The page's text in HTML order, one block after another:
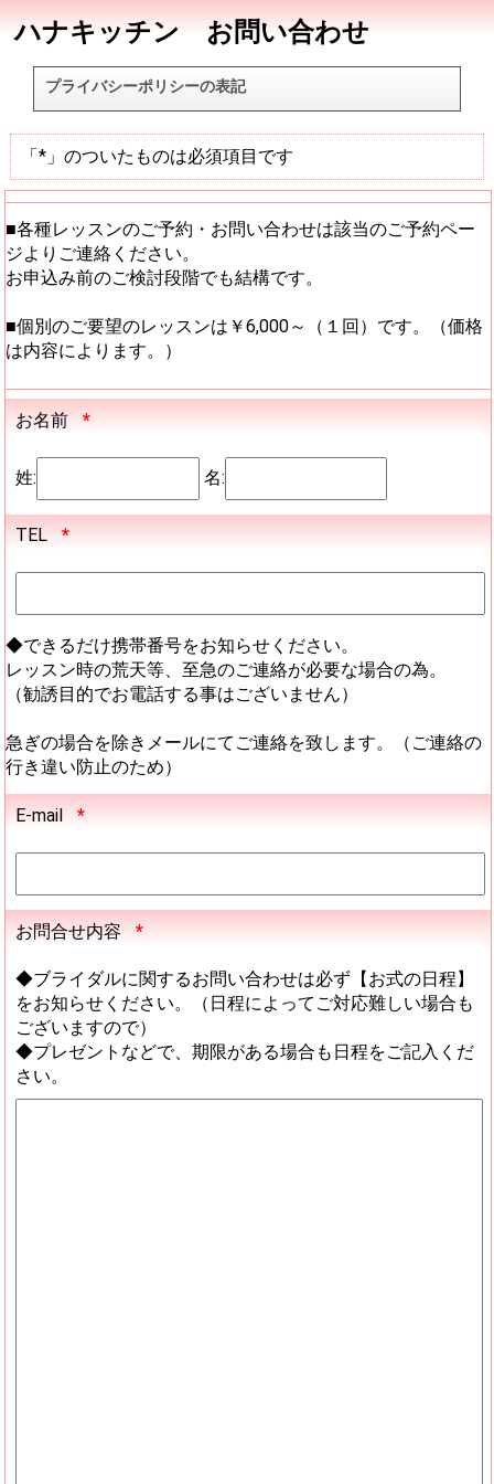
ハナキッチン お問い合わせ
プライバシーポリシーの表記
「*」のついたものは必須項目です
■各種レッスンのご予約・お問い合わせは該当のご予約ペー
ジよりご連絡ください。
お申込み前のご検討段階でも結構です。
■個別のご要望のレッスンは￥6,000～（１回）です。（価格
は内容によります。）
お名前 *
姓: 名:
TEL *
◆できるだけ携帯番号をお知らせください。
レッスン時の荒天等、至急のご連絡が必要な場合の為。
（勧誘目的でお電話する事はございません）
急ぎの場合を除きメールにてご連絡を致します。（ご連絡の
行き違い防止のため）
E-mail *
お問合せ内容 *
◆ブライダルに関するお問い合わせは必ず【お式の日程】
をお知らせください。（日程によってご対応難しい場合も
ございますので）
◆プレゼントなどで、期限がある場合も日程をご記入くだ
さい。